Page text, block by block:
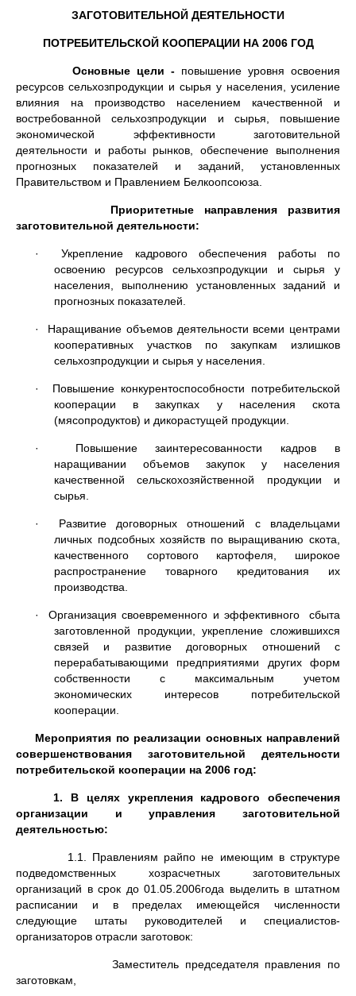
ЗАГОТОВИТЕЛЬНОЙ ДЕЯТЕЛЬНОСТИ
ПОТРЕБИТЕЛЬСКОЙ КООПЕРАЦИИ НА 2006 ГОД
Основные цели - повышение уровня освоения
ресурсов сельхозпродукции и сырья у населения, усиление
влияния на производство населением качественной и
востребованной сельхозпродукции и сырья, повышение
экономической эффективности заготовительной
деятельности и работы рынков, обеспечение выполнения
прогнозных показателей и заданий, установленных
Правительством и Правлением Белкоопсоюза.
Приоритетные направления развития
заготовительной деятельности:
· Укрепление кадрового обеспечения работы по
освоению ресурсов сельхозпродукции и сырья у
населения, выполнению установленных заданий и
прогнозных показателей.
· Наращивание объемов деятельности всеми центрами
кооперативных участков по закупкам излишков
сельхозпродукции и сырья у населения.
· Повышение конкурентоспособности потребительской
кооперации в закупках у населения скота
(мясопродуктов) и дикорастущей продукции.
· Повышение заинтересованности кадров в
наращивании объемов закупок у населения
качественной сельскохозяйственной продукции и
сырья.
· Развитие договорных отношений с владельцами
личных подсобных хозяйств по выращиванию скота,
качественного сортового картофеля, широкое
распространение товарного кредитования их
производства.
· Организация своевременного и эффективного сбыта
заготовленной продукции, укрепление сложившихся
связей и развитие договорных отношений с
перерабатывающими предприятиями других форм
собственности с максимальным учетом
экономических интересов потребительской
кооперации.
Мероприятия по реализации основных направлений
совершенствования заготовительной деятельности
потребительской кооперации на 2006 год:
1. В целях укрепления кадрового обеспечения
организации и управления заготовительной
деятельностью:
1.1. Правлениям райпо не имеющим в структуре
подведомственных хозрасчетных заготовительных
организаций в срок до 01.05.2006года выделить в штатном
расписании и в пределах имеющейся численности
следующие штаты руководителей и специалистов-
организаторов отрасли заготовок:
Заместитель председателя правления по
заготовкам,